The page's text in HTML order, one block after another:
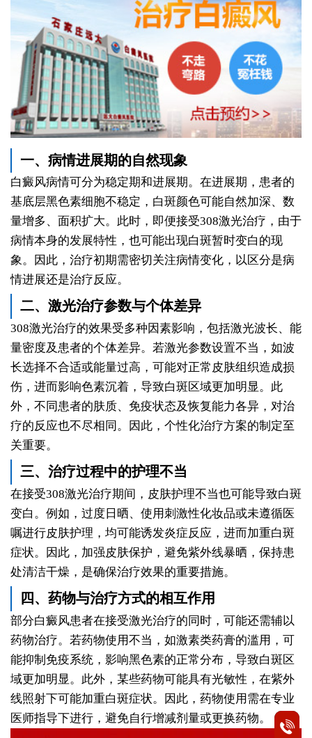
一、病情进展期的自然现象
白癜风病情可分为稳定期和进展期。在进展期，患者的
基底层黑色素细胞不稳定，白斑颜色可能自然加深、数
量增多、面积扩大。此时，即便接受308激光治疗，由于
病情本身的发展特性，也可能出现白斑暂时变白的现
象。因此，治疗初期需密切关注病情变化，以区分是病
情进展还是治疗反应。
二、激光治疗参数与个体差异
308激光治疗的效果受多种因素影响，包括激光波长、能
量密度及患者的个体差异。若激光参数设置不当，如波
长选择不合适或能量过高，可能对正常皮肤组织造成损
伤，进而影响色素沉着，导致白斑区域更加明显。此
外，不同患者的肤质、免疫状态及恢复能力各异，对治
疗的反应也不尽相同。因此，个性化治疗方案的制定至
关重要。
三、治疗过程中的护理不当
在接受308激光治疗期间，皮肤护理不当也可能导致白斑
变白。例如，过度日晒、使用刺激性化妆品或未遵循医
嘱进行皮肤护理，均可能诱发炎症反应，进而加重白斑
症状。因此，加强皮肤保护，避免紫外线暴晒，保持患
处清洁干燥，是确保治疗效果的重要措施。
四、药物与治疗方式的相互作用
部分白癜风患者在接受激光治疗的同时，可能还需辅以
药物治疗。若药物使用不当，如激素类药膏的滥用，可
能抑制免疫系统，影响黑色素的正常分布，导致白斑区
域更加明显。此外，某些药物可能具有光敏性，在紫外
线照射下可能加重白斑症状。因此，药物使用需在专业
医师指导下进行，避免自行增减剂量或更换药物。